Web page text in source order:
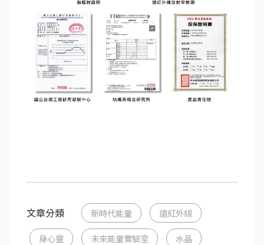
文章分類 新時代能量 遠紅外線
身心靈 未來能量實驗室 水晶